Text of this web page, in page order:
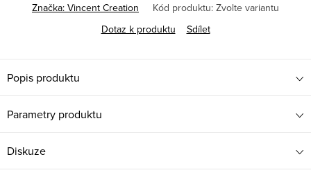
Značka: Vincent Creation Kód produktu: Zvolte variantu
Dotaz k produktu
Sdílet
Popis produktu
Parametry produktu
Diskuze